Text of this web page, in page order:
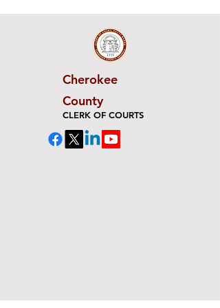
Cherokee
County
CLERK OF COURTS